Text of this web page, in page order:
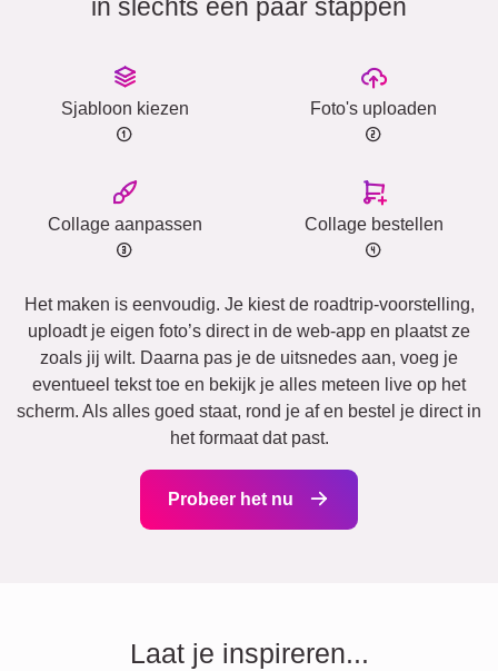
in slechts een paar stappen
Sjabloon kiezen Foto's uploaden
Collage aanpassen Collage bestellen
Het maken is eenvoudig. Je kiest de roadtrip-voorstelling,
uploadt je eigen foto’s direct in de web-app en plaatst ze
zoals jij wilt. Daarna pas je de uitsnedes aan, voeg je
eventueel tekst toe en bekijk je alles meteen live op het
scherm. Als alles goed staat, rond je af en bestel je direct in
het formaat dat past.
Probeer het nu
Laat je inspireren...